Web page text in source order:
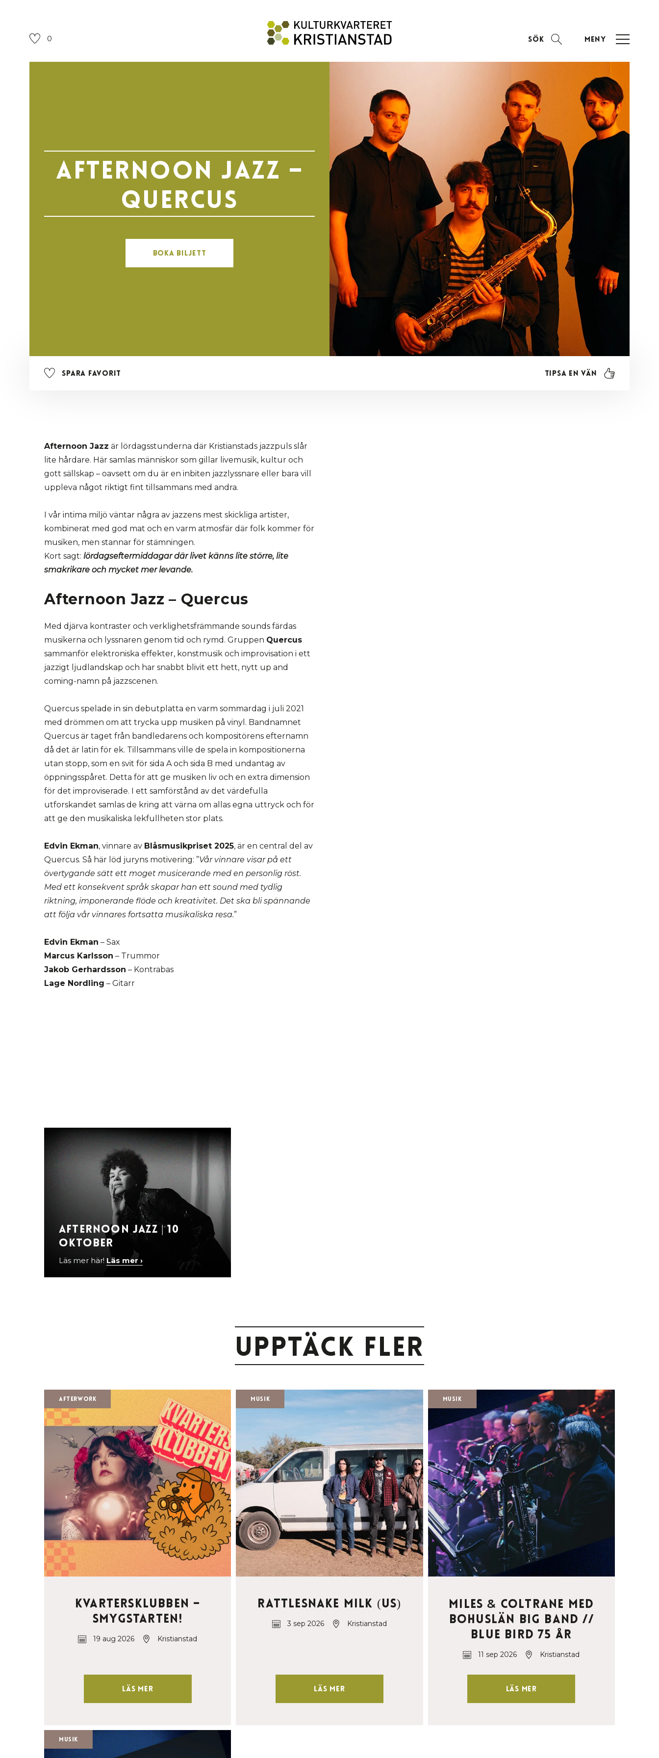
0 Sök Meny
Afternoon Jazz –
Quercus
Boka Biljett
Spara favorit Tipsa en vän
Afternoon Jazz är lördagsstunderna där Kristianstads jazzpuls slår
lite hårdare. Här samlas människor som gillar livemusik, kultur och
gott sällskap – oavsett om du är en inbiten jazzlyssnare eller bara vill
uppleva något riktigt fint tillsammans med andra.
I vår intima miljö väntar några av jazzens mest skickliga artister,
kombinerat med god mat och en varm atmosfär där folk kommer för
musiken, men stannar för stämningen.
Kort sagt: lördagseftermiddagar där livet känns lite större, lite
smakrikare och mycket mer levande.
Afternoon Jazz – Quercus
Med djärva kontraster och verklighetsfrämmande sounds färdas
musikerna och lyssnaren genom tid och rymd. Gruppen Quercus
sammanför elektroniska effekter, konstmusik och improvisation i ett
jazzigt ljudlandskap och har snabbt blivit ett hett, nytt up and
coming-namn på jazzscenen.
Quercus spelade in sin debutplatta en varm sommardag i juli 2021
med drömmen om att trycka upp musiken på vinyl. Bandnamnet
Quercus är taget från bandledarens och kompositörens efternamn
då det är latin för ek. Tillsammans ville de spela in kompositionerna
utan stopp, som en svit för sida A och sida B med undantag av
öppningsspåret. Detta för att ge musiken liv och en extra dimension
för det improviserade. I ett samförstånd av det värdefulla
utforskandet samlas de kring att värna om allas egna uttryck och för
att ge den musikaliska lekfullheten stor plats.
Edvin Ekman, vinnare av Blåsmusikpriset 2025, är en central del av
Quercus. Så här löd juryns motivering: ”Vår vinnare visar på ett
övertygande sätt ett moget musicerande med en personlig röst.
Med ett konsekvent språk skapar han ett sound med tydlig
riktning, imponerande flöde och kreativitet. Det ska bli spännande
att följa vår vinnares fortsatta musikaliska resa.”
Edvin Ekman – Sax
Marcus Karlsson – Trummor
Jakob Gerhardsson – Kontrabas
Lage Nordling – Gitarr
Afternoon Jazz | 10
oktober
Läs mer här! Läs mer ›
Upptäck fler
Afterwork
Kvartersklubben –
Smygstarten!
19 aug 2026 Kristianstad
Läs mer
Musik
Rattlesnake Milk (US)
3 sep 2026 Kristianstad
Läs mer
Musik
Miles & Coltrane med
Bohuslän Big Band //
Blue Bird 75 år
11 sep 2026 Kristianstad
Läs mer
Musik